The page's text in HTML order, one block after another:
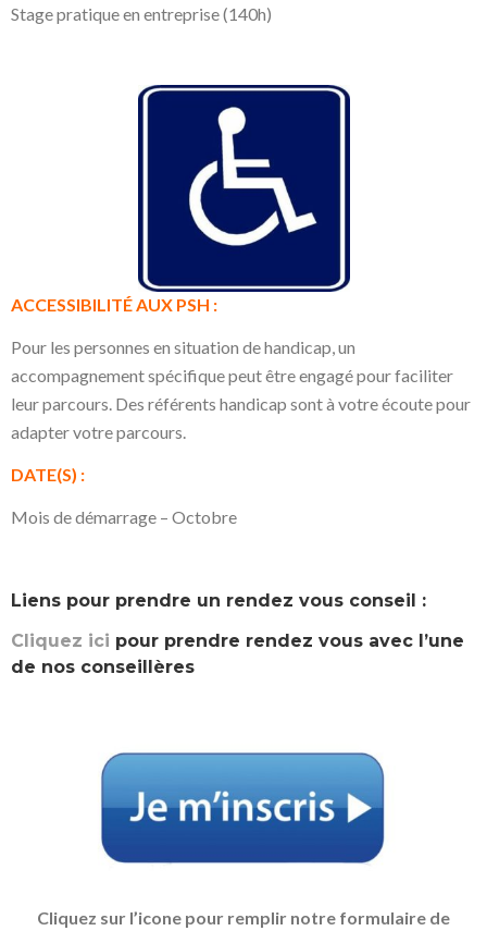
Stage pratique en entreprise (140h)
ACCESSIBILITÉ AUX PSH :
Pour les personnes en situation de handicap, un
accompagnement spécifique peut être engagé pour faciliter
leur parcours. Des référents handicap sont à votre écoute pour
adapter votre parcours.
DATE(S) :
Mois de démarrage – Octobre
Liens pour prendre un rendez vous conseil :
Cliquez ici pour prendre rendez vous avec l’une
de nos conseillères
Cliquez sur l’icone pour remplir notre formulaire de